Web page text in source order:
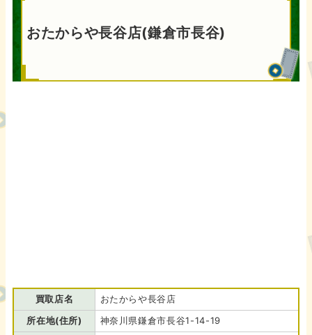
おたからや長谷店(鎌倉市長谷)
買取店名
おたからや長谷店
所在地(住所)
神奈川県鎌倉市長谷1-14-19